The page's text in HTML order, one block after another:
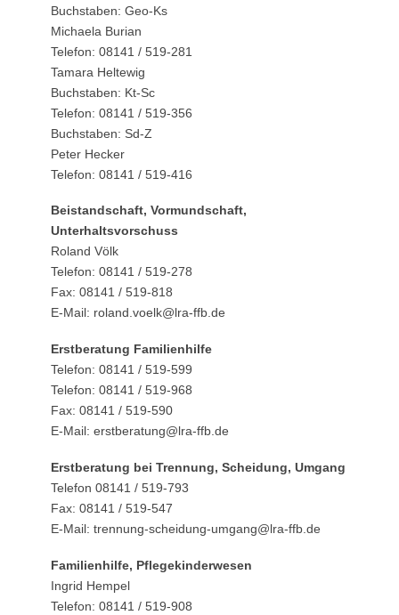
Buchstaben: Geo-Ks
Michaela Burian
Telefon: 08141 / 519-281
Tamara Heltewig
Buchstaben: Kt-Sc
Telefon: 08141 / 519-356
Buchstaben: Sd-Z
Peter Hecker
Telefon: 08141 / 519-416
Beistandschaft, Vormundschaft,
Unterhaltsvorschuss
Roland Völk
Telefon: 08141 / 519-278
Fax: 08141 / 519-818
E-Mail: roland.voelk@lra-ffb.de
Erstberatung Familienhilfe
Telefon: 08141 / 519-599
Telefon: 08141 / 519-968
Fax: 08141 / 519-590
E-Mail: erstberatung@lra-ffb.de
Erstberatung bei Trennung, Scheidung, Umgang
Telefon 08141 / 519-793
Fax: 08141 / 519-547
E-Mail: trennung-scheidung-umgang@lra-ffb.de
Familienhilfe, Pflegekinderwesen
Ingrid Hempel
Telefon: 08141 / 519-908